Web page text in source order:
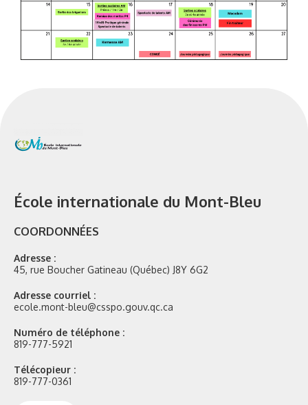
École internationale du Mont-Bleu
COORDONNÉES
Adresse :
45, rue Boucher Gatineau (Québec) J8Y 6G2
Adresse courriel :
ecole.mont-bleu@csspo.gouv.qc.ca
Numéro de téléphone :
819-777-5921
Télécopieur :
819-777-0361